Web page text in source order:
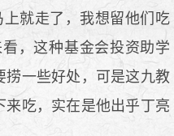
就走了，我想留他们吃
，这种基金会投资助学
捞一些好处，可是这九教
吃，实在是他出乎丁亮